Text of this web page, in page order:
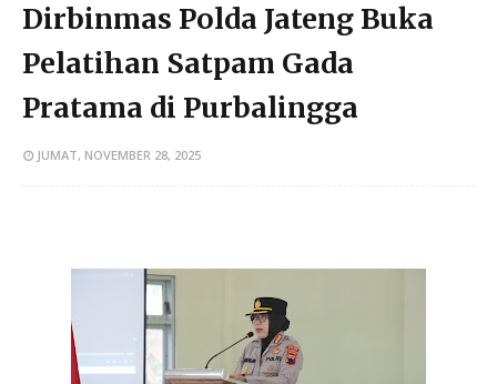
Dirbinmas Polda Jateng Buka
Pelatihan Satpam Gada
Pratama di Purbalingga
JUMAT, NOVEMBER 28, 2025